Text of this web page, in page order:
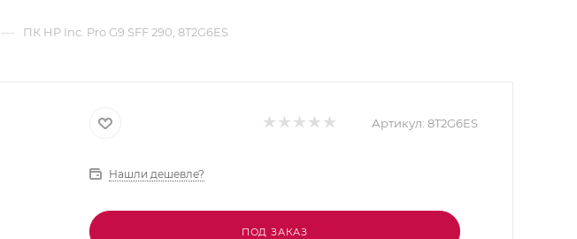
— ПК HP Inc. Pro G9 SFF 290, 8T2G6ES
Артикул: 8T2G6ES
Нашли дешевле?
ПОД ЗАКАЗ